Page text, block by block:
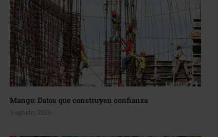
Mango: Datos que construyen confianza
3 agosto, 2026